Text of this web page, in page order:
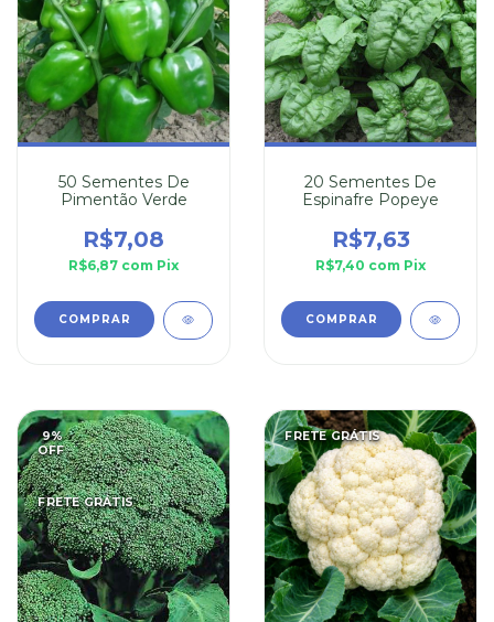
50 Sementes De
Pimentão Verde
R$7,08
R$6,87 com Pix
20 Sementes De
Espinafre Popeye
R$7,63
R$7,40 com Pix
9%
OFF
FRETE GRÁTIS
FRETE GRÁTIS